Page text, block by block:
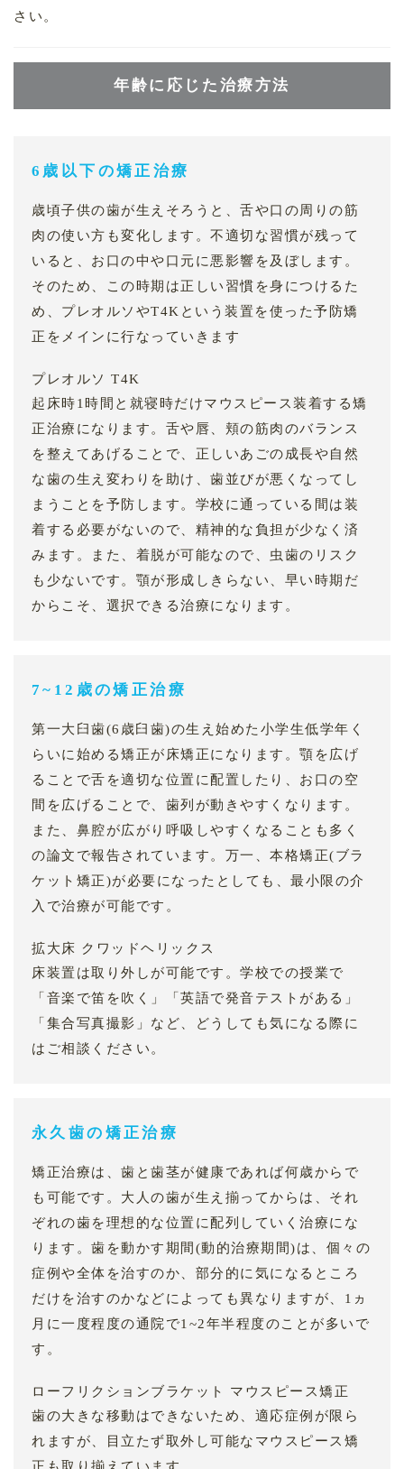
さい。
年齢に応じた治療方法
6歳以下の矯正治療
歳頃子供の歯が生えそろうと、舌や口の周りの筋
肉の使い方も変化します。不適切な習慣が残って
いると、お口の中や口元に悪影響を及ぼします。
そのため、この時期は正しい習慣を身につけるた
め、プレオルソやT4Kという装置を使った予防矯
正をメインに行なっていきます
プレオルソ T4K
起床時1時間と就寝時だけマウスピース装着する矯
正治療になります。舌や唇、頬の筋肉のバランス
を整えてあげることで、正しいあごの成長や自然
な歯の生え変わりを助け、歯並びが悪くなってし
まうことを予防します。学校に通っている間は装
着する必要がないので、精神的な負担が少なく済
みます。また、着脱が可能なので、虫歯のリスク
も少ないです。顎が形成しきらない、早い時期だ
からこそ、選択できる治療になります。
7~12歳の矯正治療
第一大臼歯(6歳臼歯)の生え始めた小学生低学年く
らいに始める矯正が床矯正になります。顎を広げ
ることで舌を適切な位置に配置したり、お口の空
間を広げることで、歯列が動きやすくなります。
また、鼻腔が広がり呼吸しやすくなることも多く
の論文で報告されています。万一、本格矯正(ブラ
ケット矯正)が必要になったとしても、最小限の介
入で治療が可能です。
拡大床 クワッドヘリックス
床装置は取り外しが可能です。学校での授業で
「音楽で笛を吹く」「英語で発音テストがある」
「集合写真撮影」など、どうしても気になる際に
はご相談ください。
永久歯の矯正治療
矯正治療は、歯と歯茎が健康であれば何歳からで
も可能です。大人の歯が生え揃ってからは、それ
ぞれの歯を理想的な位置に配列していく治療にな
ります。歯を動かす期間(動的治療期間)は、個々の
症例や全体を治すのか、部分的に気になるところ
だけを治すのかなどによっても異なりますが、1ヵ
月に一度程度の通院で1~2年半程度のことが多いで
す。
ローフリクションブラケット マウスピース矯正
歯の大きな移動はできないため、適応症例が限ら
れますが、目立たず取外し可能なマウスピース矯